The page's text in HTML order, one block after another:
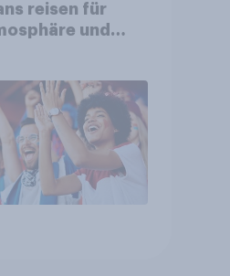
reisen für
und